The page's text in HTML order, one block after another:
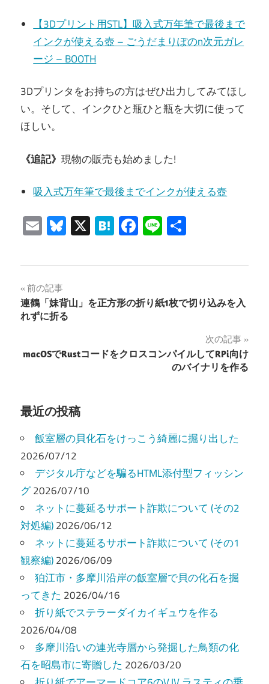
【3Dプリント用STL】吸入式万年筆で最後まで
インクが使える壺 – ごうだまりぽのn次元ガレ
ージ – BOOTH
3Dプリンタをお持ちの方はぜひ出力してみてほし
い。そして、インクひと瓶ひと瓶を大切に使って
ほしい。
《追記》 現物の販売も始めました!
吸入式万年筆で最後までインクが使える壺
EmailBluesky
X Hatena
Facebook
Line
投
稿
ビ
ー
シ
ョ
ン
前の記事
連鶴「妹背山」を正方形の折り紙1枚で切り込みを入
れずに折る
次の記事
macOSでRustコードをクロスコンパイルしてRPi向け
のバイナリを作る
最近の投稿
飯室層の貝化石をけっこう綺麗に掘り出した
2026/07/12
デジタル庁などを騙るHTML添付型フィッシン
グ2026/07/10
ネットに蔓延るサポート詐欺について (その2
対処編)2026/06/12
ネットに蔓延るサポート詐欺について (その1
観察編)2026/06/09
狛江市・多摩川沿岸の飯室層で貝の化石を掘
ってきた 2026/04/16
折り紙でステラーダイカイギュウを作る
2026/04/08
多摩川沿いの連光寺層から発掘した鳥類の化
石を昭島市に寄贈した 2026/03/20